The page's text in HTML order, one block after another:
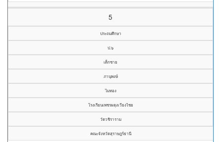
5
ประถมศึกษา
ป.๖
เด็กชาย
ภานุพงษ์
ไมทอง
โรงเรียนเพชรผดุงเวียงไชย
วัดวชิราราม
คณะจังหวัดสุราษฎร์ธานี